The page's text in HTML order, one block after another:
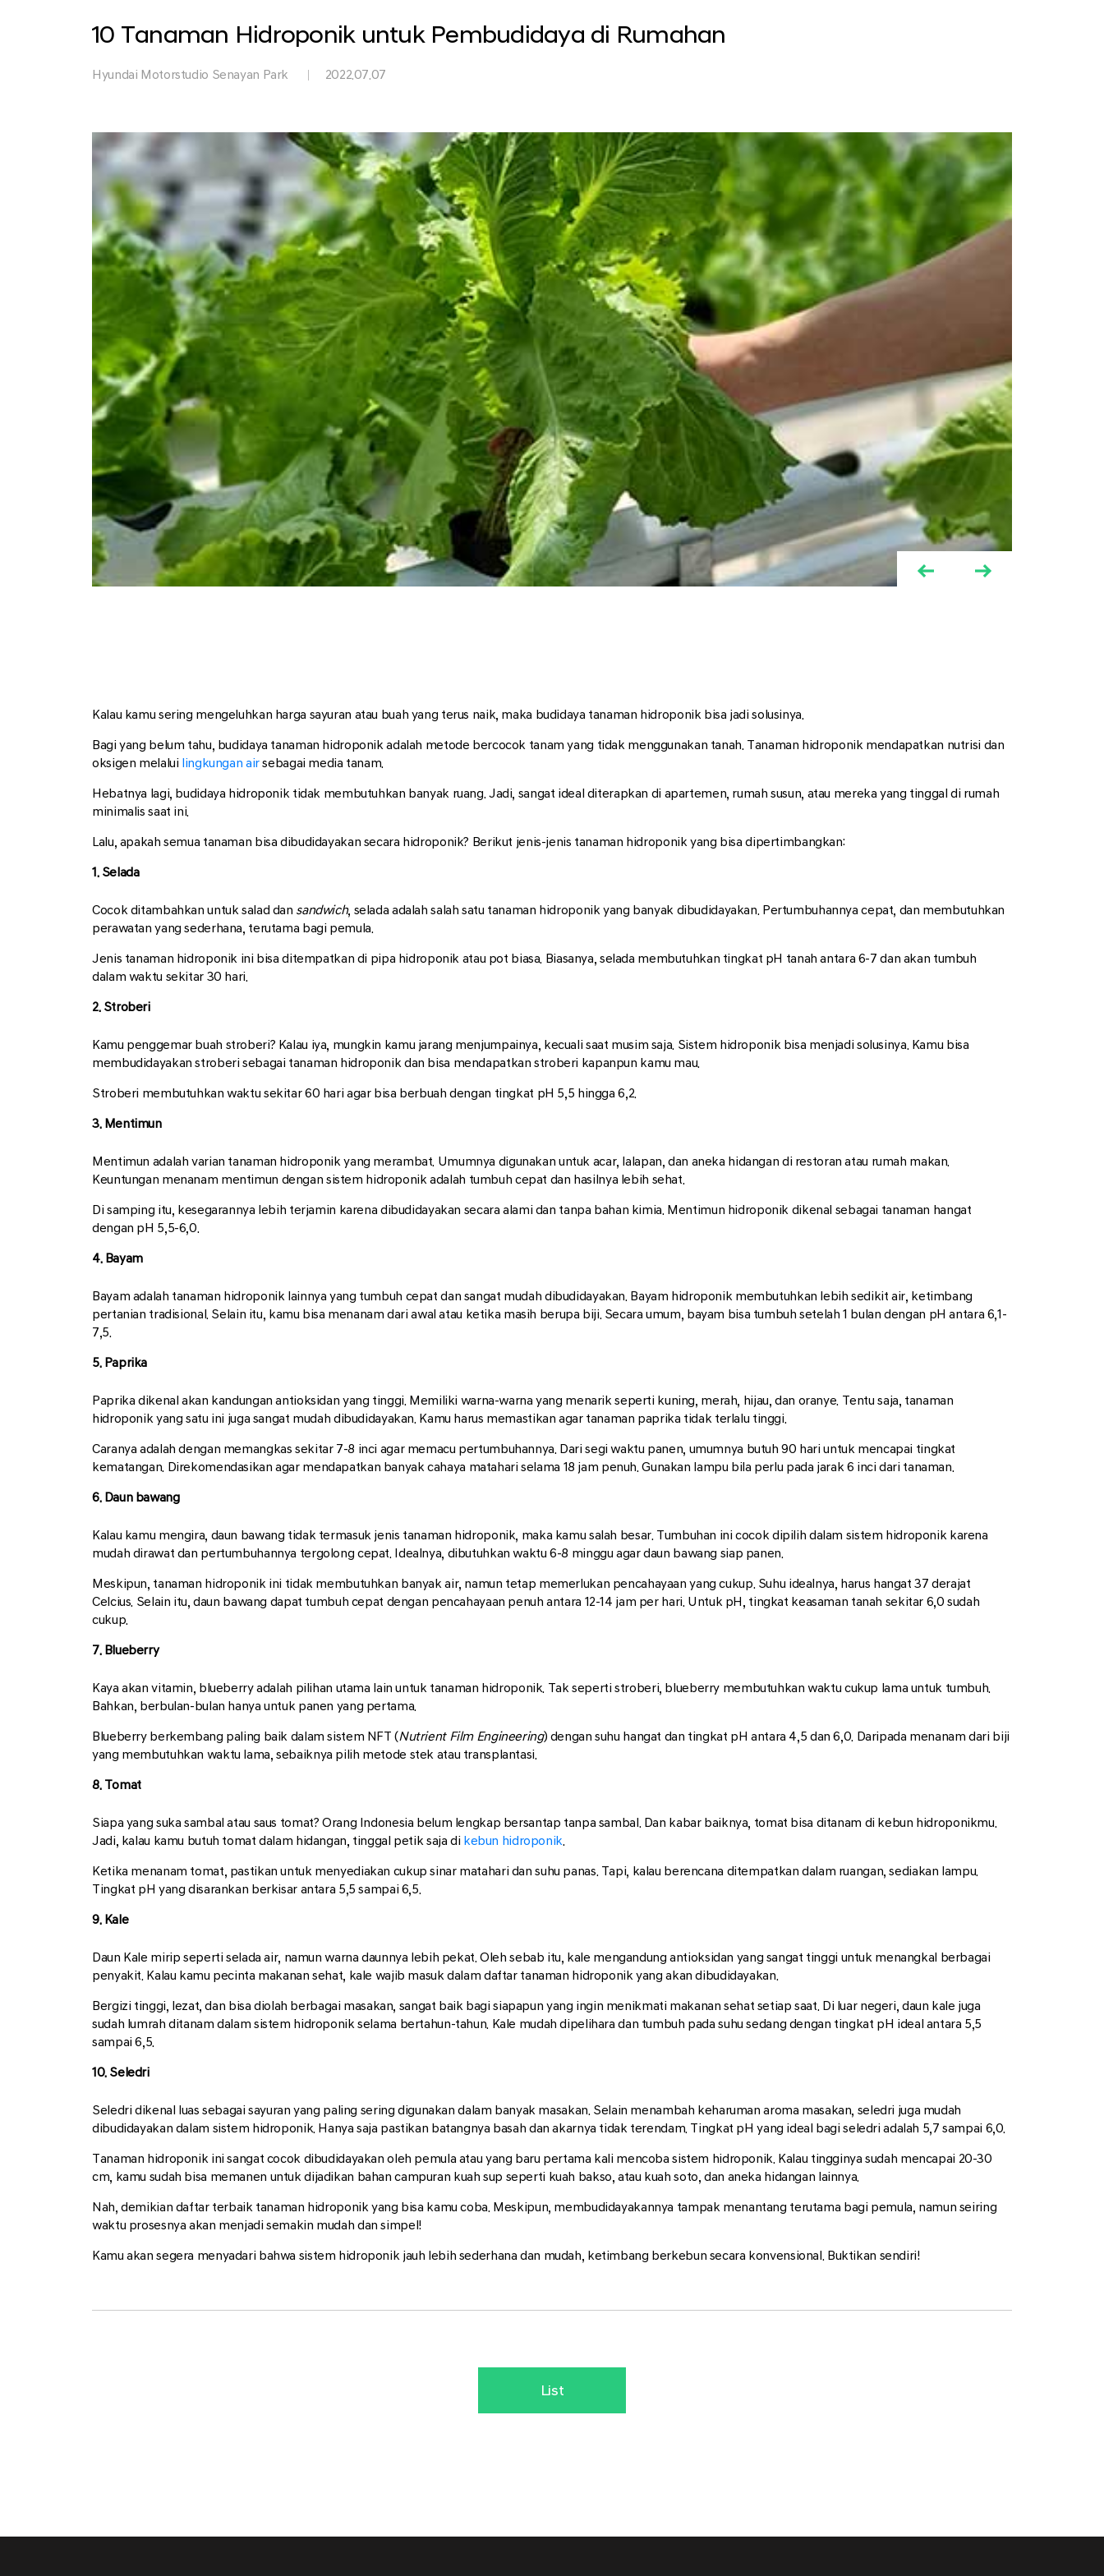
10 Tanaman Hidroponik untuk Pembudidaya di Rumahan
Hyundai Motorstudio Senayan Park 2022.07.07
Kalau kamu sering mengeluhkan harga sayuran atau buah yang terus naik, maka budidaya tanaman hidroponik bisa jadi solusinya.
Bagi yang belum tahu, budidaya tanaman hidroponik adalah metode bercocok tanam yang tidak menggunakan tanah. Tanaman hidroponik mendapatkan nutrisi dan
oksigen melalui lingkungan airsebagai media tanam.
Hebatnya lagi, budidaya hidroponik tidak membutuhkan banyak ruang. Jadi, sangat ideal diterapkan di apartemen, rumah susun, atau mereka yang tinggal di rumah
minimalis saat ini.
Lalu, apakah semua tanaman bisa dibudidayakan secara hidroponik? Berikut jenis-jenis tanaman hidroponik yang bisa dipertimbangkan:
1. Selada
Cocok ditambahkan untuk salad dan sandwich, selada adalah salah satu tanaman hidroponik yang banyak dibudidayakan. Pertumbuhannya cepat, dan membutuhkan
perawatan yang sederhana, terutama bagi pemula.
Jenis tanaman hidroponik ini bisa ditempatkan di pipa hidroponik atau pot biasa. Biasanya, selada membutuhkan tingkat pH tanah antara 6-7 dan akan tumbuh
dalam waktu sekitar 30 hari.
2. Stroberi
Kamu penggemar buah stroberi? Kalau iya, mungkin kamu jarang menjumpainya, kecuali saat musim saja. Sistem hidroponik bisa menjadi solusinya. Kamu bisa
membudidayakan stroberi sebagai tanaman hidroponik dan bisa mendapatkan stroberi kapanpun kamu mau.
Stroberi membutuhkan waktu sekitar 60 hari agar bisa berbuah dengan tingkat pH 5,5 hingga 6,2.
3. Mentimun
Mentimun adalah varian tanaman hidroponik yang merambat. Umumnya digunakan untuk acar, lalapan, dan aneka hidangan di restoran atau rumah makan.
Keuntungan menanam mentimun dengan sistem hidroponik adalah tumbuh cepat dan hasilnya lebih sehat.
Di samping itu, kesegarannya lebih terjamin karena dibudidayakan secara alami dan tanpa bahan kimia. Mentimun hidroponik dikenal sebagai tanaman hangat
dengan pH 5,5-6,0.
4. Bayam
Bayam adalah tanaman hidroponik lainnya yang tumbuh cepat dan sangat mudah dibudidayakan. Bayam hidroponik membutuhkan lebih sedikit air, ketimbang
pertanian tradisional. Selain itu, kamu bisa menanam dari awal atau ketika masih berupa biji. Secara umum, bayam bisa tumbuh setelah 1 bulan dengan pH antara 6,1-
7,5.
5. Paprika
Paprika dikenal akan kandungan antioksidan yang tinggi. Memiliki warna-warna yang menarik seperti kuning, merah, hijau, dan oranye. Tentu saja, tanaman
hidroponik yang satu ini juga sangat mudah dibudidayakan. Kamu harus memastikan agar tanaman paprika tidak terlalu tinggi.
Caranya adalah dengan memangkas sekitar 7-8 inci agar memacu pertumbuhannya. Dari segi waktu panen, umumnya butuh 90 hari untuk mencapai tingkat
kematangan. Direkomendasikan agar mendapatkan banyak cahaya matahari selama 18 jam penuh. Gunakan lampu bila perlu pada jarak 6 inci dari tanaman.
6. Daun bawang
Kalau kamu mengira, daun bawang tidak termasuk jenis tanaman hidroponik, maka kamu salah besar. Tumbuhan ini cocok dipilih dalam sistem hidroponik karena
mudah dirawat dan pertumbuhannya tergolong cepat. Idealnya, dibutuhkan waktu 6-8 minggu agar daun bawang siap panen.
Meskipun, tanaman hidroponik ini tidak membutuhkan banyak air, namun tetap memerlukan pencahayaan yang cukup. Suhu idealnya, harus hangat 37 derajat
Celcius. Selain itu, daun bawang dapat tumbuh cepat dengan pencahayaan penuh antara 12-14 jam per hari. Untuk pH, tingkat keasaman tanah sekitar 6,0 sudah
cukup.
7. Blueberry
Kaya akan vitamin, blueberry adalah pilihan utama lain untuk tanaman hidroponik. Tak seperti stroberi, blueberry membutuhkan waktu cukup lama untuk tumbuh.
Bahkan, berbulan-bulan hanya untuk panen yang pertama.
Blueberry berkembang paling baik dalam sistem NFT (Nutrient Film Engineering) dengan suhu hangat dan tingkat pH antara 4,5 dan 6,0. Daripada menanam dari biji
yang membutuhkan waktu lama, sebaiknya pilih metode stek atau transplantasi.
8. Tomat
Siapa yang suka sambal atau saus tomat? Orang Indonesia belum lengkap bersantap tanpa sambal. Dan kabar baiknya, tomat bisa ditanam di kebun hidroponikmu.
Jadi, kalau kamu butuh tomat dalam hidangan, tinggal petik saja di kebun hidroponik.
Ketika menanam tomat, pastikan untuk menyediakan cukup sinar matahari dan suhu panas. Tapi, kalau berencana ditempatkan dalam ruangan, sediakan lampu.
Tingkat pH yang disarankan berkisar antara 5,5 sampai 6,5.
9. Kale
Daun Kale mirip seperti selada air, namun warna daunnya lebih pekat. Oleh sebab itu, kale mengandung antioksidan yang sangat tinggi untuk menangkal berbagai
penyakit. Kalau kamu pecinta makanan sehat, kale wajib masuk dalam daftar tanaman hidroponik yang akan dibudidayakan.
Bergizi tinggi, lezat, dan bisa diolah berbagai masakan, sangat baik bagi siapapun yang ingin menikmati makanan sehat setiap saat. Di luar negeri, daun kale juga
sudah lumrah ditanam dalam sistem hidroponik selama bertahun-tahun. Kale mudah dipelihara dan tumbuh pada suhu sedang dengan tingkat pH ideal antara 5,5
sampai 6,5.
10. Seledri
Seledri dikenal luas sebagai sayuran yang paling sering digunakan dalam banyak masakan. Selain menambah keharuman aroma masakan, seledri juga mudah
dibudidayakan dalam sistem hidroponik. Hanya saja pastikan batangnya basah dan akarnya tidak terendam. Tingkat pH yang ideal bagi seledri adalah 5,7 sampai 6,0.
Tanaman hidroponik ini sangat cocok dibudidayakan oleh pemula atau yang baru pertama kali mencoba sistem hidroponik. Kalau tingginya sudah mencapai 20-30
cm, kamu sudah bisa memanen untuk dijadikan bahan campuran kuah sup seperti kuah bakso, atau kuah soto, dan aneka hidangan lainnya.
Nah, demikian daftar terbaik tanaman hidroponik yang bisa kamu coba. Meskipun, membudidayakannya tampak menantang terutama bagi pemula, namun seiring
waktu prosesnya akan menjadi semakin mudah dan simpel!
Kamu akan segera menyadari bahwa sistem hidroponik jauh lebih sederhana dan mudah, ketimbang berkebun secara konvensional. Buktikan sendiri!
List